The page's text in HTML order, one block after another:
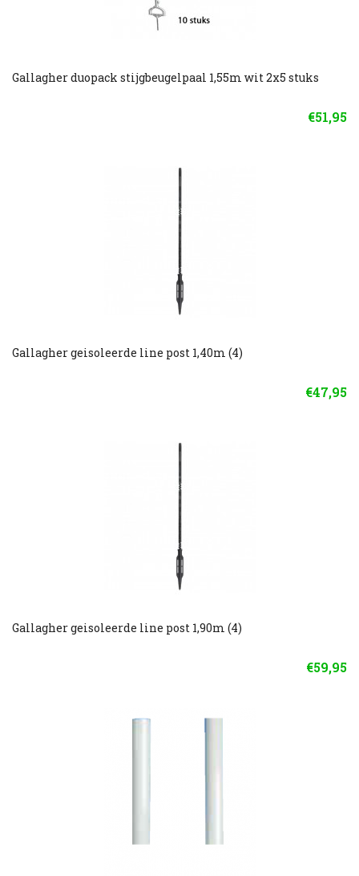
Gallagher duopack stijgbeugelpaal 1,55m wit 2x5 stuks
€51,95
Gallagher geisoleerde line post 1,40m (4)
€47,95
Gallagher geisoleerde line post 1,90m (4)
€59,95